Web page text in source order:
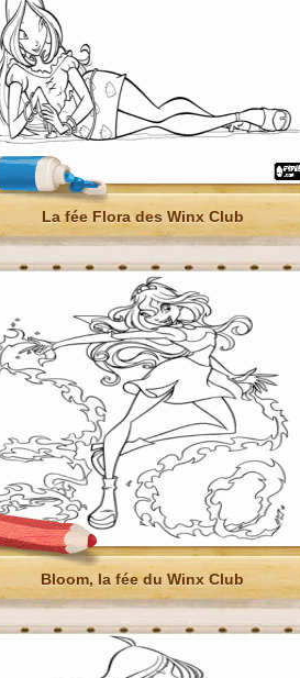
La fée Flora des Winx Club
Bloom, la fée du Winx Club